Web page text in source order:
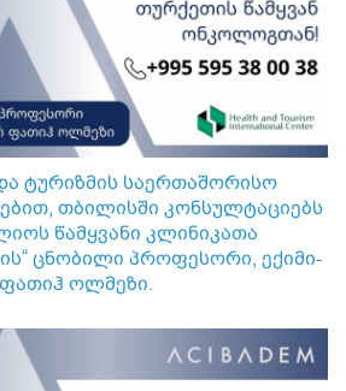
ტურიზმის საერთაშორისო
თბილისში კონსულტაციებს
წამყვანი კლინიკათა
ცნობილი პროფესორი, ექიმი-
ოლმეზი.